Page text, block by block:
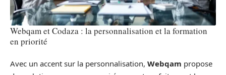
Webqam et Codaza : la personnalisation et la formation
en priorité
Avec un accent sur la personnalisation, Webqam propose